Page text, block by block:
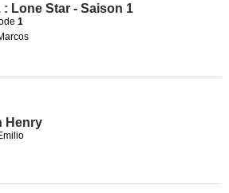
: Lone Star - Saison 1
1
Henry